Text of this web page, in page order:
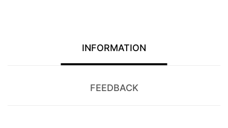
INFORMATION
FEEDBACK